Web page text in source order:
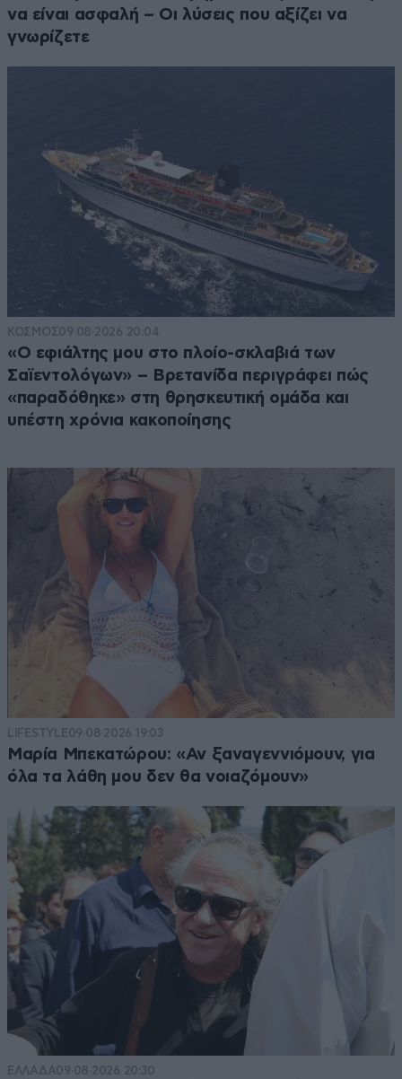
να είναι ασφαλή – Οι λύσεις που αξίζει να
γνωρίζετε
ΚΟΣΜΟΣ09·08·2026 20:04
«Ο εφιάλτης μου στο πλοίο-σκλαβιά των
Σαϊεντολόγων» – Βρετανίδα περιγράφει πώς
«παραδόθηκε» στη θρησκευτική ομάδα και
υπέστη χρόνια κακοποίησης
LIFESTYLE09·08·2026 19:03
Μαρία Μπεκατώρου: «Αν ξαναγεννιόμουν, για
όλα τα λάθη μου δεν θα νοιαζόμουν»
ΕΛΛΑΔΑ09·08·2026 20:30